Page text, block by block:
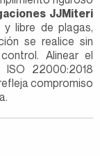
JJMiteri
libre de plagas,
se realice sin
Alinear el
22000:2018
compromiso